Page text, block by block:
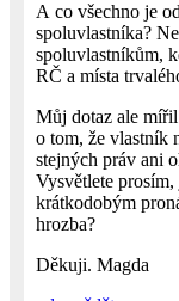
A co všechno je
spoluvlastníka?
spoluvlastníkům,
RČ a místa
Můj dotaz ale
o tom, že vlastník
stejných práv ani
Vysvětlete
krátkodobým
hrozba?
Děkuji. Magda